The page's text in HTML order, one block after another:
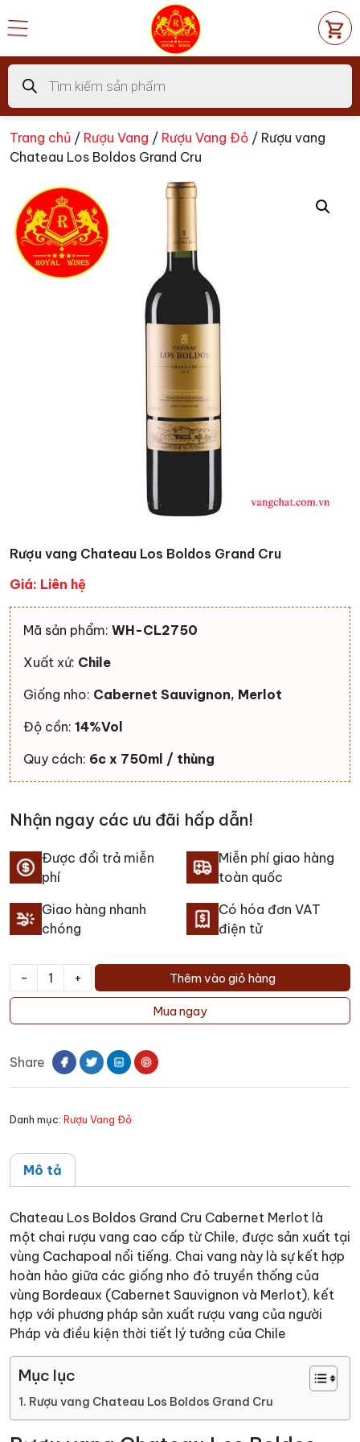
đến
dung
Tìm
kiếm
sản
phẩm
Trang chủ / Rượu Vang / Rượu Vang Đỏ / Rượu vang
Chateau Los Boldos Grand Cru
Rượu vang Chateau Los Boldos Grand Cru
Giá: Liên hệ
Mã sản phẩm: WH-CL2750
Xuất xứ: Chile
Giống nho: Cabernet Sauvignon, Merlot
Độ cồn: 14%Vol
Quy cách: 6c x 750ml / thùng
Nhận ngay các ưu đãi hấp dẫn!
Được đổi trả miễn
phí
Miễn phí giao hàng
toàn quốc
Giao hàng nhanh
chóng
Có hóa đơn VAT
điện tử
-
Rượu
Chateau
Boldos
số
+ Thêm vào giỏ hàng
Mua ngay
Share
Danh mục: Rượu Vang Đỏ
Mô tả
Chateau Los Boldos Grand Cru Cabernet Merlot là
một chai rượu vang cao cấp từ Chile, được sản xuất tại
vùng Cachapoal nổi tiếng. Chai vang này là sự kết hợp
hoàn hảo giữa các giống nho đỏ truyền thống của
vùng Bordeaux (Cabernet Sauvignon và Merlot), kết
hợp với phương pháp sản xuất rượu vang của người
Pháp và điều kiện thời tiết lý tưởng của Chile
Mục lục
Rượu vang Chateau Los Boldos Grand Cru